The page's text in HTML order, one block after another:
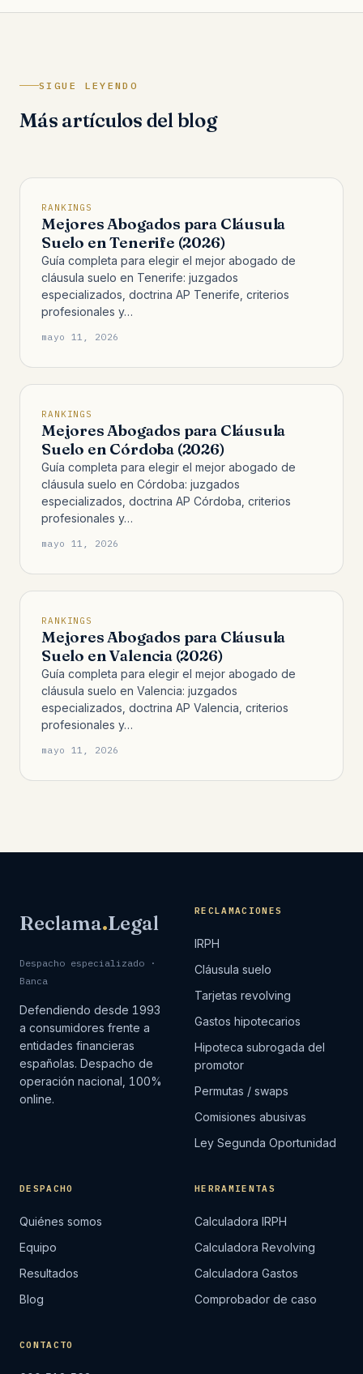
SIGUE LEYENDO
Más artículos del blog
RANKINGS
Mejores Abogados para Cláusula
Suelo en Tenerife (2026)
Guía completa para elegir el mejor abogado de
cláusula suelo en Tenerife: juzgados
especializados, doctrina AP Tenerife, criterios
profesionales y…
mayo 11, 2026
RANKINGS
Mejores Abogados para Cláusula
Suelo en Córdoba (2026)
Guía completa para elegir el mejor abogado de
cláusula suelo en Córdoba: juzgados
especializados, doctrina AP Córdoba, criterios
profesionales y…
mayo 11, 2026
RANKINGS
Mejores Abogados para Cláusula
Suelo en Valencia (2026)
Guía completa para elegir el mejor abogado de
cláusula suelo en Valencia: juzgados
especializados, doctrina AP Valencia, criterios
profesionales y…
mayo 11, 2026
Reclama.Legal
Despacho especializado ·
Banca
Defendiendo desde 1993
a consumidores frente a
entidades financieras
españolas. Despacho de
operación nacional, 100%
online.
RECLAMACIONES
IRPH
Cláusula suelo
Tarjetas revolving
Gastos hipotecarios
Hipoteca subrogada del
promotor
Permutas / swaps
Comisiones abusivas
Ley Segunda Oportunidad
DESPACHO
Quiénes somos
Equipo
Resultados
Blog
HERRAMIENTAS
Calculadora IRPH
Calculadora Revolving
Calculadora Gastos
Comprobador de caso
CONTACTO